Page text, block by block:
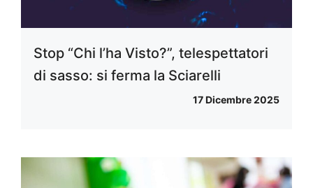
Stop “Chi l’ha Visto?”, telespettatori
di sasso: si ferma la Sciarelli
17 Dicembre 2025